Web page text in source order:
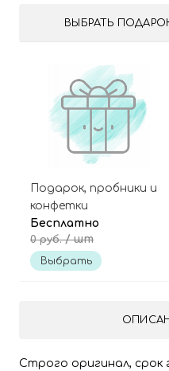
ВЫБРАТЬ
Подарок, пробники и
конфетки
Бесплатно
0 руб./ шт
Выбрать
Строго оригинал, срок